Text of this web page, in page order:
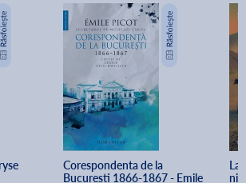
Corespondenta de la
Bucuresti 1866-1867 - Emile
La